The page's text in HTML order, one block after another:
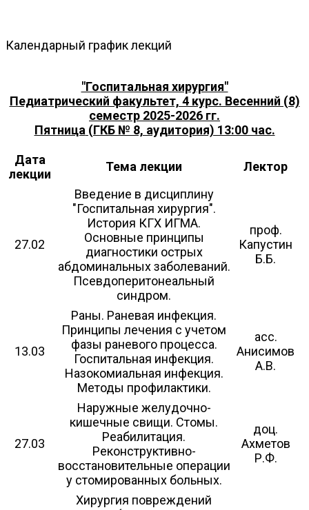
Календарный график лекций
"Госпитальная хирургия"
Педиатрический факультет, 4 курс. Весенний (8)
семестр 2025-2026 гг.
Пятница(ГКБ № 8, аудитория) 13:00 час.
Дата
лекции
Тема лекции Лектор
27.02
Введение в дисциплину
"Госпитальная хирургия".
История КГХ ИГМА.
Основные принципы
диагностики острых
абдоминальных заболеваний.
Псевдоперитонеальный
синдром.
проф.
Капустин
Б.Б.
13.03
Раны. Раневая инфекция.
Принципы лечения с учетом
фазы раневого процесса.
Госпитальная инфекция.
Назокомиальная инфекция.
Методы профилактики.
асс.
Анисимов
А.В.
27.03
Наружные желудочно-
кишечные свищи. Стомы.
Реабилитация.
Реконструктивно-
восстановительные операции
у стомированных больных.
доц.
Ахметов
Р.Ф.
Хирургия повреждений